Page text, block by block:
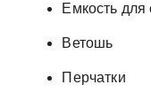
Емкость для
Ветошь
Перчатки